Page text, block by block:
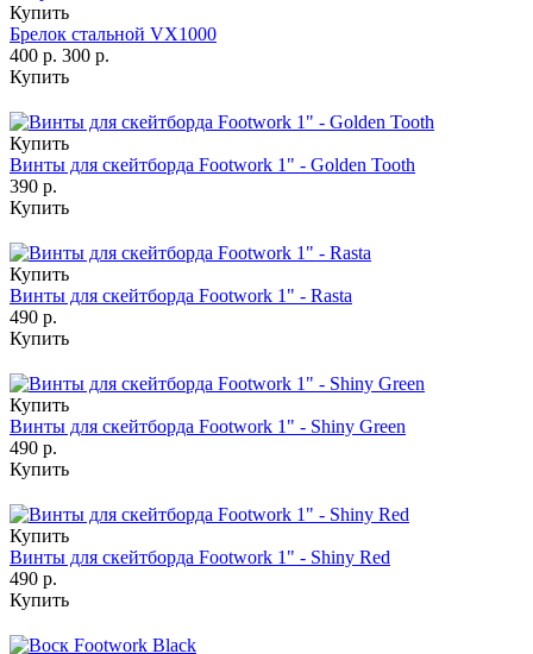
Купить
Брелок стальной VX1000
400 р. 300 р.
Купить
Купить
Винты для скейтборда Footwork 1" - Golden Tooth
390 р.
Купить
Купить
Винты для скейтборда Footwork 1" - Rasta
490 р.
Купить
Купить
Винты для скейтборда Footwork 1" - Shiny Green
490 р.
Купить
Купить
Винты для скейтборда Footwork 1" - Shiny Red
490 р.
Купить